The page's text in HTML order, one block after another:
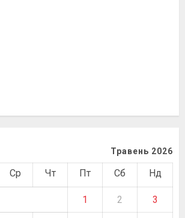
Травень 2026
Ср Чт Пт Сб Нд
1 2 3